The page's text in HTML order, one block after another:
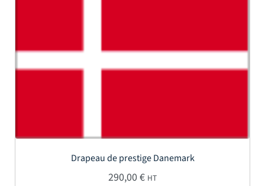
Drapeau de prestige Danemark
290,00€ HT